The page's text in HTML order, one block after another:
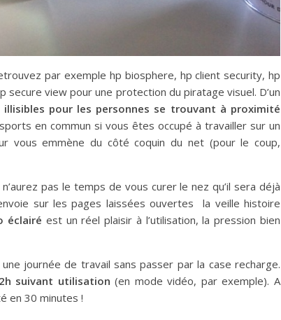
par exemple hp biosphere, hp client security, hp
view pour une protection du piratage visuel. D’un
illisibles pour les personnes se trouvant à proximité
en commun si vous êtes occupé à travailler sur un
vous emmène du côté coquin du net (pour le coup,
pas le temps de vous curer le nez qu’il sera déjà
sur les pages laissées ouvertes la veille histoire
éclairé est un réel plaisir à l’utilisation, la pression bien
journée de travail sans passer par la case recharge.
suivant utilisation (en mode vidéo, par exemple). A
en 30 minutes !